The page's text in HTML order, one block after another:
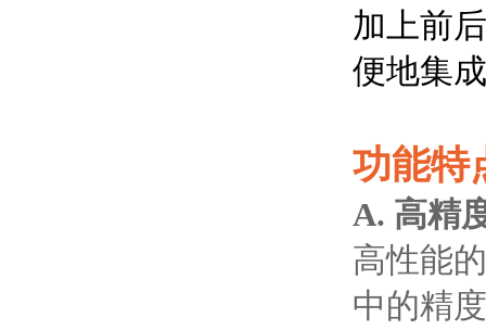
加上前
便地集
功能特
A. 高精
高性能
中的精